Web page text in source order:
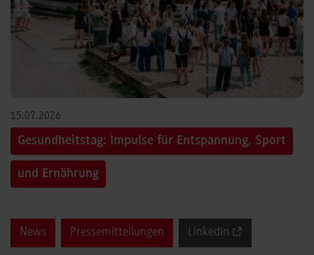
15.07.2026
Gesundheitstag: Impulse für Entspannung, Sport
und Ernährung
News Pressemitteilungen LinkedIn